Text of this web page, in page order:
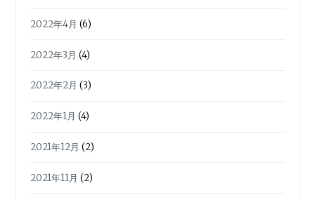
2022年4月 (6)
2022年3月 (4)
2022年2月 (3)
2022年1月 (4)
2021年12月 (2)
2021年11月 (2)